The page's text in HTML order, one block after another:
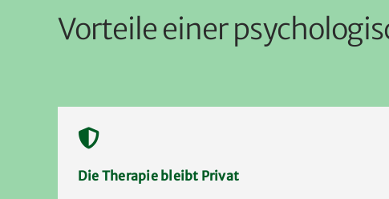
Vorteile einer
Die Therapie bleibt Privat